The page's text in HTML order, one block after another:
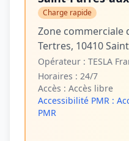
Charge rapide
Zone commerciale
Tertres, 10410
Opérateur : TESLA
Horaires : 24/7
Accès : Accès libre
Accessibilité PMR :
PMR